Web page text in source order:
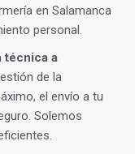
en Salamanca
personal.
técnica a
de la
el envío a tu
Solemos